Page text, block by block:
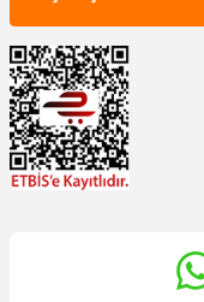
İTHAL ÜRÜN